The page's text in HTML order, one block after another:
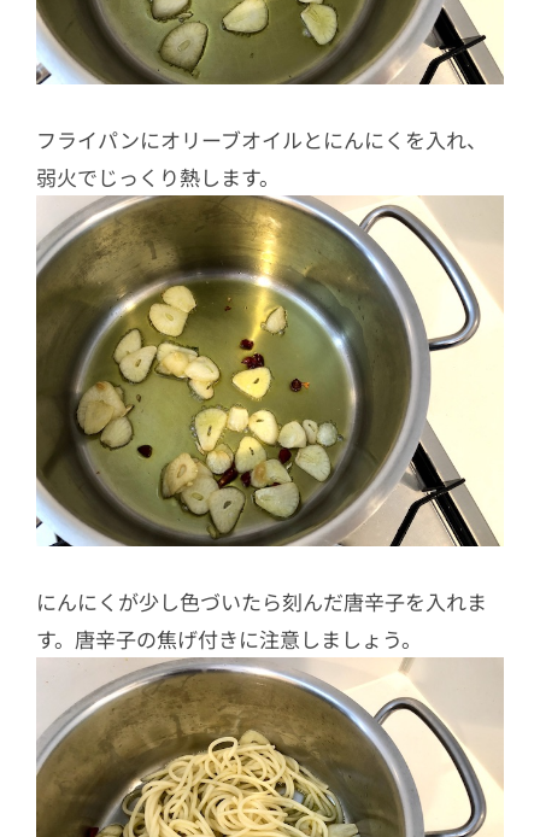
フライパンにオリーブオイルとにんにくを入れ、
弱火でじっくり熱します。
にんにくが少し色づいたら刻んだ唐辛子を入れま
す。唐辛子の焦げ付きに注意しましょう。